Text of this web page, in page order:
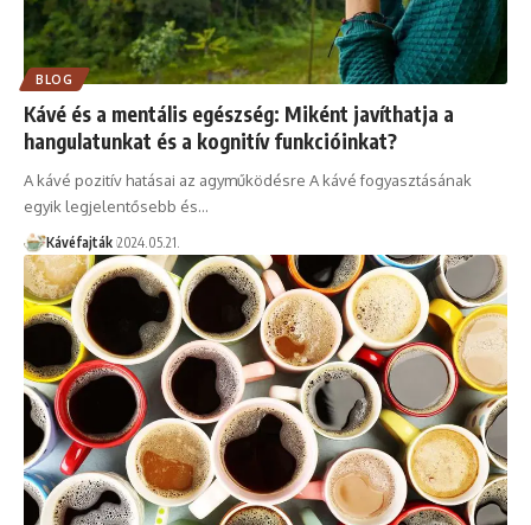
BLOG
Kávé és a mentális egészség: Miként javíthatja a
hangulatunkat és a kognitív funkcióinkat?
A kávé pozitív hatásai az agyműködésre A kávé fogyasztásának
egyik legjelentősebb és…
Kávéfajták 2024.05.21.